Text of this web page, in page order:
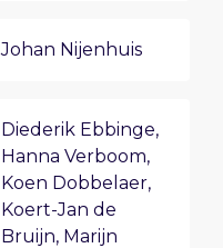
Johan Nijenhuis
Diederik Ebbinge,
Hanna Verboom,
Koen Dobbelaer,
Koert-Jan de
Bruijn, Marijn